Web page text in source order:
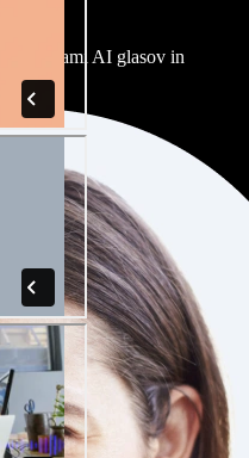
stotinami AI glasov in